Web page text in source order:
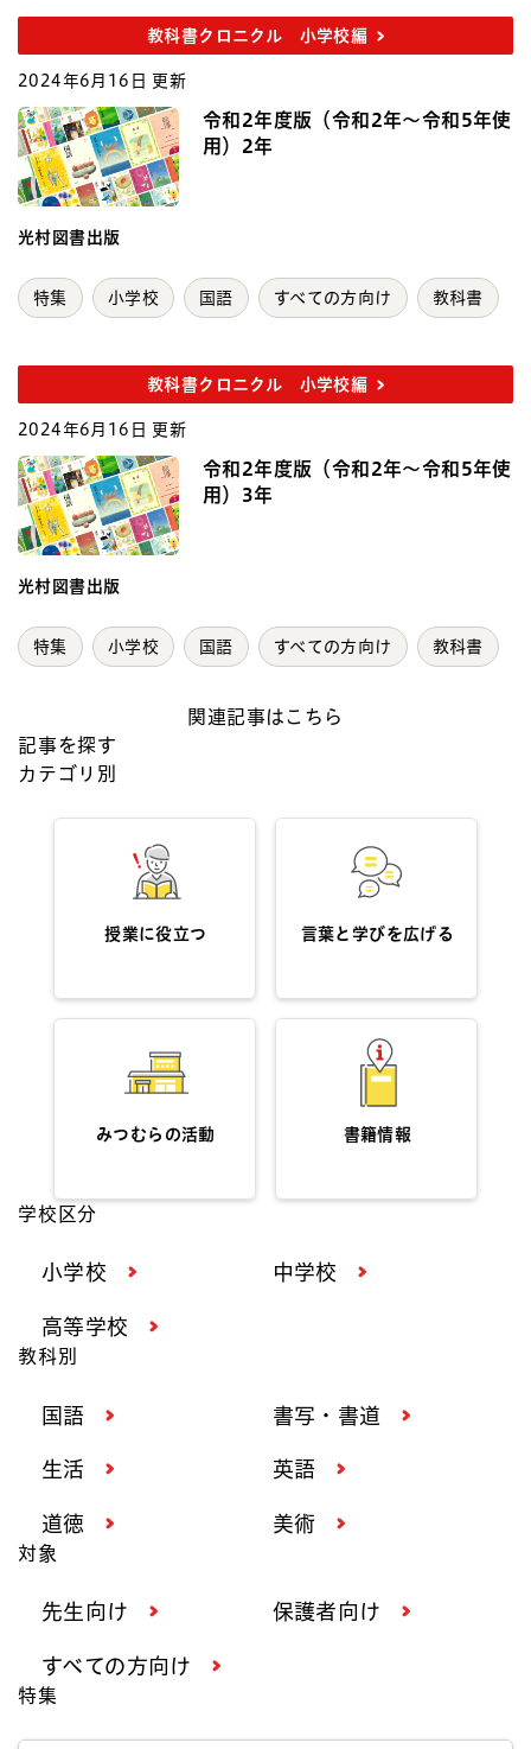
教科書クロニクル 小学校編
2024年6月16日 更新
令和2年度版（令和2年～令和5年使
用）2年
光村図書出版
特集 小学校 国語 すべての方向け 教科書
教科書クロニクル 小学校編
2024年6月16日 更新
令和2年度版（令和2年～令和5年使
用）3年
光村図書出版
特集 小学校 国語 すべての方向け 教科書
関連記事はこちら
記事を探す
カテゴリ別
授業に役立つ 言葉と学びを広げる
みつむらの活動 書籍情報
学校区分
小学校 中学校
高等学校
教科別
国語 書写・書道
生活 英語
道徳 美術
対象
先生向け 保護者向け
すべての方向け
特集